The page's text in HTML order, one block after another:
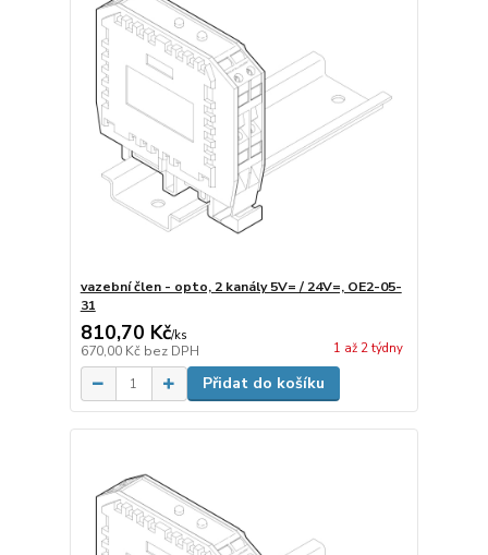
vazební člen - opto, 2 kanály 5V= / 24V=, OE2-05-
31
810,70 Kč/ks
670,00 Kč bez DPH 1 až 2 týdny
Přidat do košíku